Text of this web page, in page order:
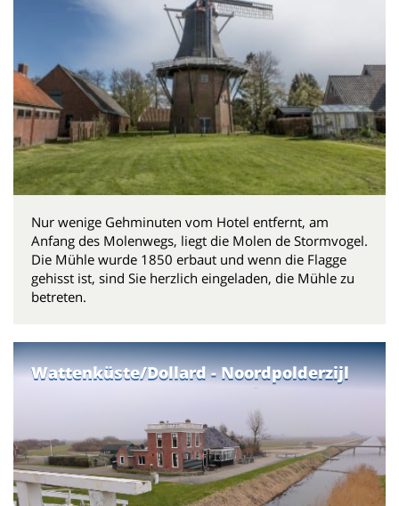
Nur wenige Gehminuten vom Hotel entfernt, am
Anfang des Molenwegs, liegt die Molen de Stormvogel.
Die Mühle wurde 1850 erbaut und wenn die Flagge
gehisst ist, sind Sie herzlich eingeladen, die Mühle zu
betreten.
Wattenküste/Dollard - Noordpolderzijl